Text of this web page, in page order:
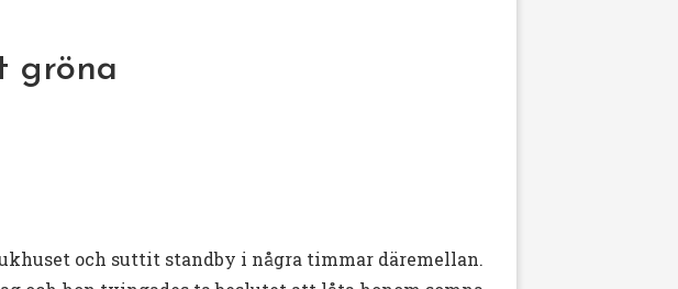
gröna
och suttit standby i några timmar däremellan.